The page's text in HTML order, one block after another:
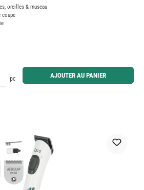
oreilles & museau
coupe
souhaitée ou utilisez les boutons pour augmenter ou
pc AJOUTER AU PANIER